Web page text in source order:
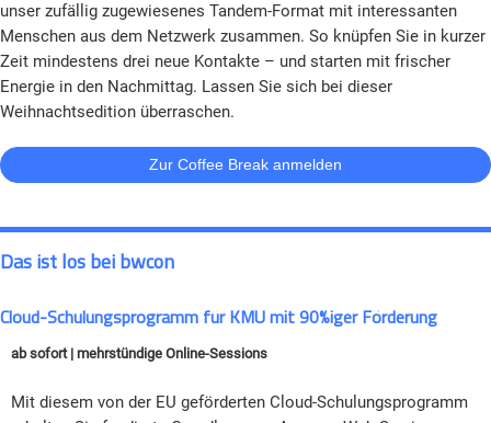
unser zufällig zugewiesenes Tandem-Format mit interessanten
Menschen aus dem Netzwerk zusammen. So knüpfen Sie in kurzer
Zeit mindestens drei neue Kontakte – und starten mit frischer
Energie in den Nachmittag. Lassen Sie sich bei dieser
Weihnachtsedition überraschen.
Zur Coffee Break anmelden
Das ist los bei bwcon
Cloud-Schulungsprogramm für KMU mit 90%iger Förderung
ab sofort | mehrstündige Online-Sessions
Mit diesem von der EU geförderten Cloud-Schulungsprogramm